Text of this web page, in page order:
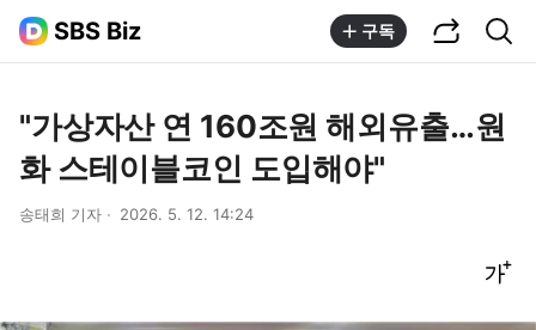
SBS Biz 구독
"가상자산 연 160조원 해외유출…원
화 스테이블코인 도입해야"
송태희 기자 2026. 5. 12. 14:24